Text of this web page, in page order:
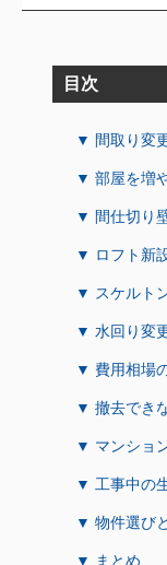
目次
▼ 間取り変
▼ 部屋を増
▼ 間仕切り
▼ ロフト新
▼ スケルト
▼ 水回り変
▼ 費用相場
▼ 撤去でき
▼ マンショ
▼ 工事中の
▼ 物件選び
▼ まとめ